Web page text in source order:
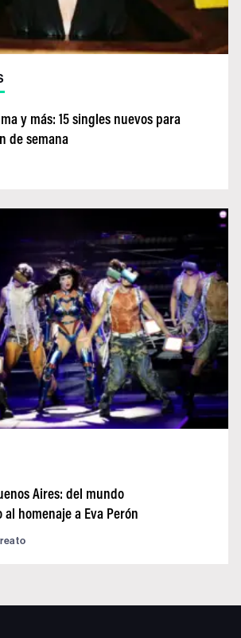
y más: 15 singles nuevos para
de semana
Aires: del mundo
homenaje a Eva Perón